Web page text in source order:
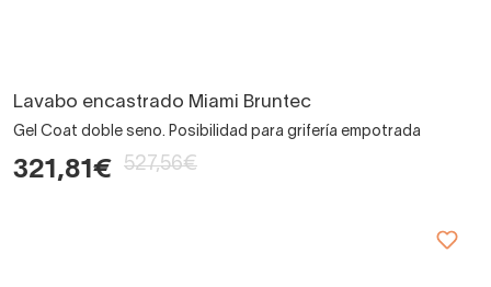
Lavabo encastrado Miami Bruntec
Gel Coat doble seno. Posibilidad para grifería empotrada
321,81€ 527,56€